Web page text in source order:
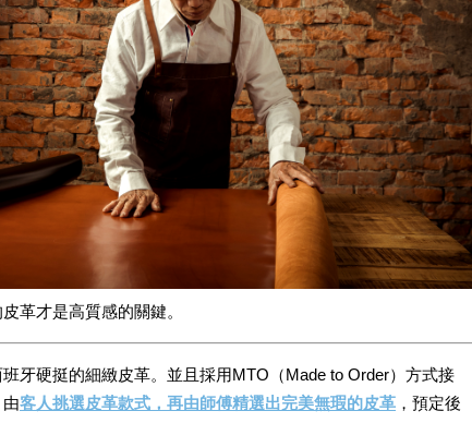
革才是高質感的關鍵。
牙硬挺的細緻皮革。並且採用MTO（Made to Order）方式接
客人挑選皮革款式，再由師傅精選出完美無瑕的皮革 ，預定後